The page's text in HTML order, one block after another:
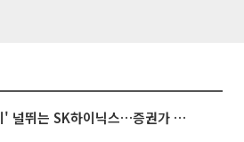
'불안과 기대 사이' 널뛰는 SK하이닉스…증권가 "HBM4·LTA 기반 펀터멘털 견고"